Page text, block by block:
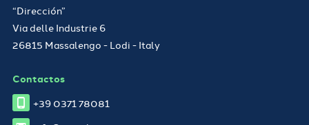
“Dirección”
Via delle Industrie 6
26815 Massalengo - Lodi - Italy
Contactos
+39 0371 78081